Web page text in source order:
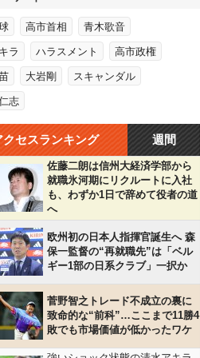
高市首相 青木歌音
ラ ハラスメント 高市政権
大岩剛 スキャンダル
志
クセスランキング 週間
佐藤二朗は信州大経済学部から
就職氷河期にリクルートに入社
も、わずか1日で辞めて役者の道
へ
欧州初の日本人指揮官誕生へ 森
保一監督の“再就職先”は「ベル
ギー1部の日系クラブ」一択か
菅野智之トレード不成立の裏に
致命的な“前科”…ここまで11勝4
敗でも市場価値が低かったワケ